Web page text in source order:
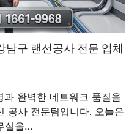
남구 랜선공사 전문 업체
완벽한 네트워크 품질을
공사 전문팀입니다. 오늘은
실을…